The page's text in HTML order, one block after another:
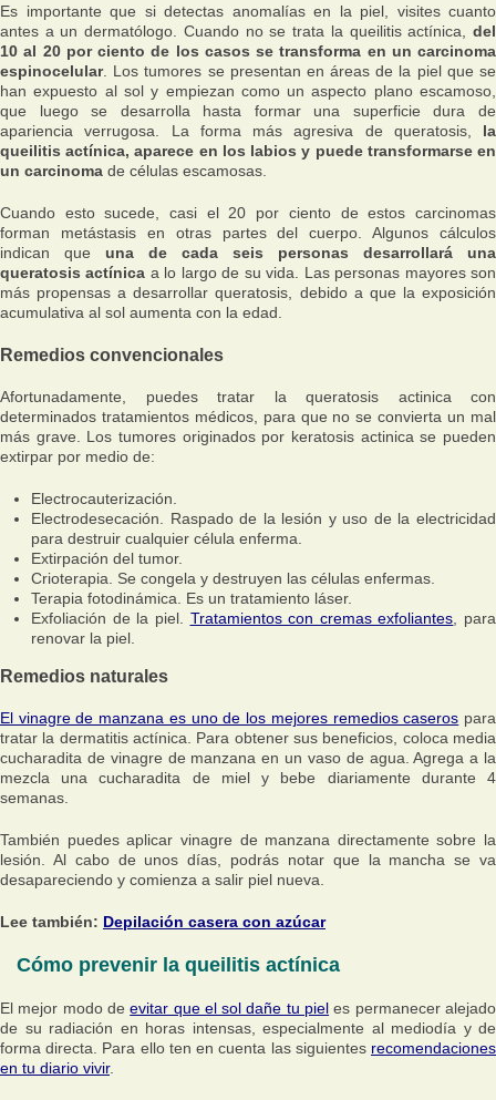
Es importante que si detectas anomalías en la piel, visites cuanto
antes a un dermatólogo. Cuando no se trata la queilitis actínica, del
10 al 20 por ciento de los casos se transforma en un carcinoma
espinocelular. Los tumores se presentan en áreas de la piel que se
han expuesto al sol y empiezan como un aspecto plano escamoso,
que luego se desarrolla hasta formar una superficie dura de
apariencia verrugosa. La forma más agresiva de queratosis, la
queilitis actínica, aparece en los labios y puede transformarse en
un carcinoma de células escamosas.
Cuando esto sucede, casi el 20 por ciento de estos carcinomas
forman metástasis en otras partes del cuerpo. Algunos cálculos
indican que una de cada seis personas desarrollará una
queratosis actínica a lo largo de su vida. Las personas mayores son
más propensas a desarrollar queratosis, debido a que la exposición
acumulativa al sol aumenta con la edad.
Remedios convencionales
Afortunadamente, puedes tratar la queratosis actinica con
determinados tratamientos médicos, para que no se convierta un mal
más grave. Los tumores originados por keratosis actinica se pueden
extirpar por medio de:
Electrocauterización.
Electrodesecación. Raspado de la lesión y uso de la electricidad
para destruir cualquier célula enferma.
Extirpación del tumor.
Crioterapia. Se congela y destruyen las células enfermas.
Terapia fotodinámica. Es un tratamiento láser.
Exfoliación de la piel. Tratamientos con cremas exfoliantes , para
renovar la piel.
Remedios naturales
El vinagre de manzana es uno de los mejores remedios caseros para
tratar la dermatitis actínica. Para obtener sus beneficios, coloca media
cucharadita de vinagre de manzana en un vaso de agua. Agrega a la
mezcla una cucharadita de miel y bebe diariamente durante 4
semanas.
También puedes aplicar vinagre de manzana directamente sobre la
lesión. Al cabo de unos días, podrás notar que la mancha se va
desapareciendo y comienza a salir piel nueva.
Lee también: Depilación casera con azúcar
Cómo prevenir la queilitis actínica
El mejor modo deevitar que el sol dañe tu piel es permanecer alejado
de su radiación en horas intensas, especialmente al mediodía y de
forma directa. Para ello ten en cuenta las siguientes recomendaciones
en tu diario vivir.